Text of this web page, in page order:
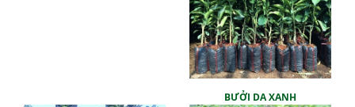
BƯỞI DA XANH